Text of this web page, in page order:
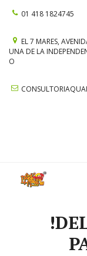
01 418 1824745
EL 7 MARES,
UNA DE LA
O